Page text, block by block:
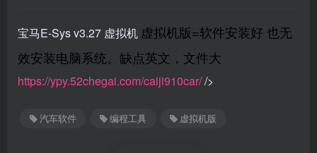
宝马E-Sys v3.27 虚拟机 虚拟机版=软件安装好 也无
效安装电脑系统。缺点英文，文件大
https://ypy.52chegai.com/caiji910car//>
汽车软件 编程工具 虚拟机版